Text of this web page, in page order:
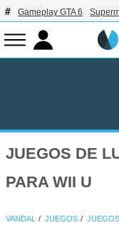
Gameplay GTA 6
JUEGOS DE
PARA WII U
VANDAL JUEGOS